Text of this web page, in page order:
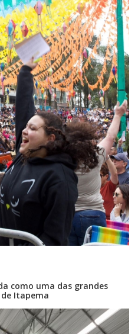
de capacitações e consultorias
Piçarras
como uma das grandes
Itapema